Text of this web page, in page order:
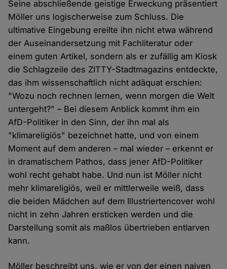
Seine abschließende geistige Erweckung präsentiert
Möller uns logischerweise zum Schluss. Die
ultimative Eingebung ereilte ihn nicht etwa während
der Auseinandersetzung mit Fachliteratur oder
einem guten Artikel, sondern als er zufällig am Kiosk
die Schlagzeile des ZITTY-Stadtmagazins entdeckte,
das ihm wissenschaftlich nicht adäquat erschien:
"Wozu noch rechnen lernen, wenn morgen die Welt
untergeht?" – Bei diesem Anblick kommt ihm ein
AfD-Politiker in den Sinn, der ihn mal als
"klimareligiös" bezeichnet hatte, und von einem
Moment auf dem anderen – mal wieder – erkennt er
in dramatischem Pathos, dass jener AfD-Politiker
wohl recht gehabt habe. Und nun ist Möller nicht
mehr klimareligiös, weil er mittlerweile weiß, dass
die beiden Mädchen auf dem Illustriertencover wohl
nicht in zehn Jahren ersticken werden und die
Darstellung somit als maßlos übertrieben entlarven
kann.
Möller beschreibt uns, wie er von der einen naiven